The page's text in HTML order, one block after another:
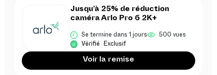
Jusqu’à 25% de réduction
caméra Arlo Pro 6 2K+
Se termine dans 1 jours 500 vues
Vérifié Exclusif
Voir la remise